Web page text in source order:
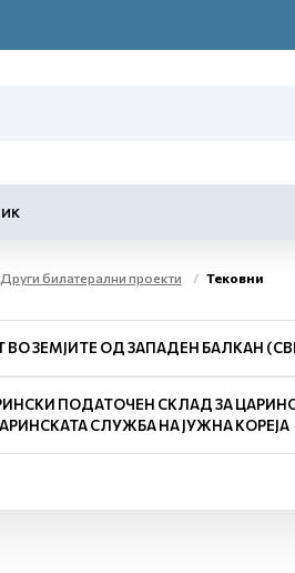
Други билатерални проекти Тековни
ЗЕМЈИТЕ ОД ЗАПАДЕН БАЛКАН
ПОДАТОЧЕН СКЛАД ЗА
СЛУЖБА НА ЈУЖНА КОРЕЈА